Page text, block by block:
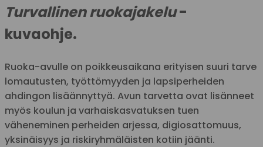
Turvallinen ruokajakelu-
kuvaohje.
Ruoka-avulle on poikkeusaikana erityisen suuri tarve
lomautusten, työttömyyden ja lapsiperheiden
ahdingon lisäännyttyä. Avun tarvetta ovat lisänneet
myös koulun ja varhaiskasvatuksen tuen
väheneminen perheiden arjessa, digiosattomuus,
yksinäisyys ja riskiryhmäläisten kotiin jäänti.